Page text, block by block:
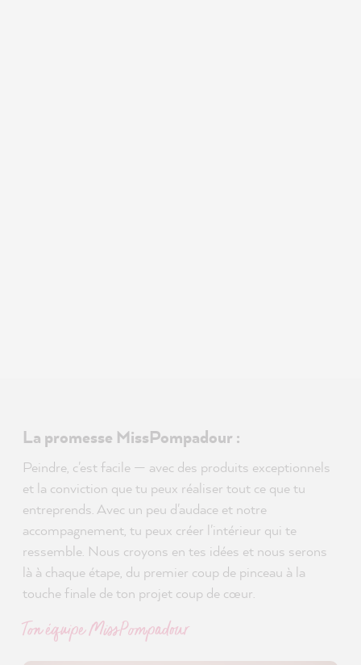
La promesse MissPompadour :
Peindre, c'est facile — avec des produits exceptionnels
et la conviction que tu peux réaliser tout ce que tu
entreprends. Avec un peu d'audace et notre
accompagnement, tu peux créer l'intérieur qui te
ressemble. Nous croyons en tes idées et nous serons
là à chaque étape, du premier coup de pinceau à la
touche finale de ton projet coup de cœur.
Ton équipe MissPompadour